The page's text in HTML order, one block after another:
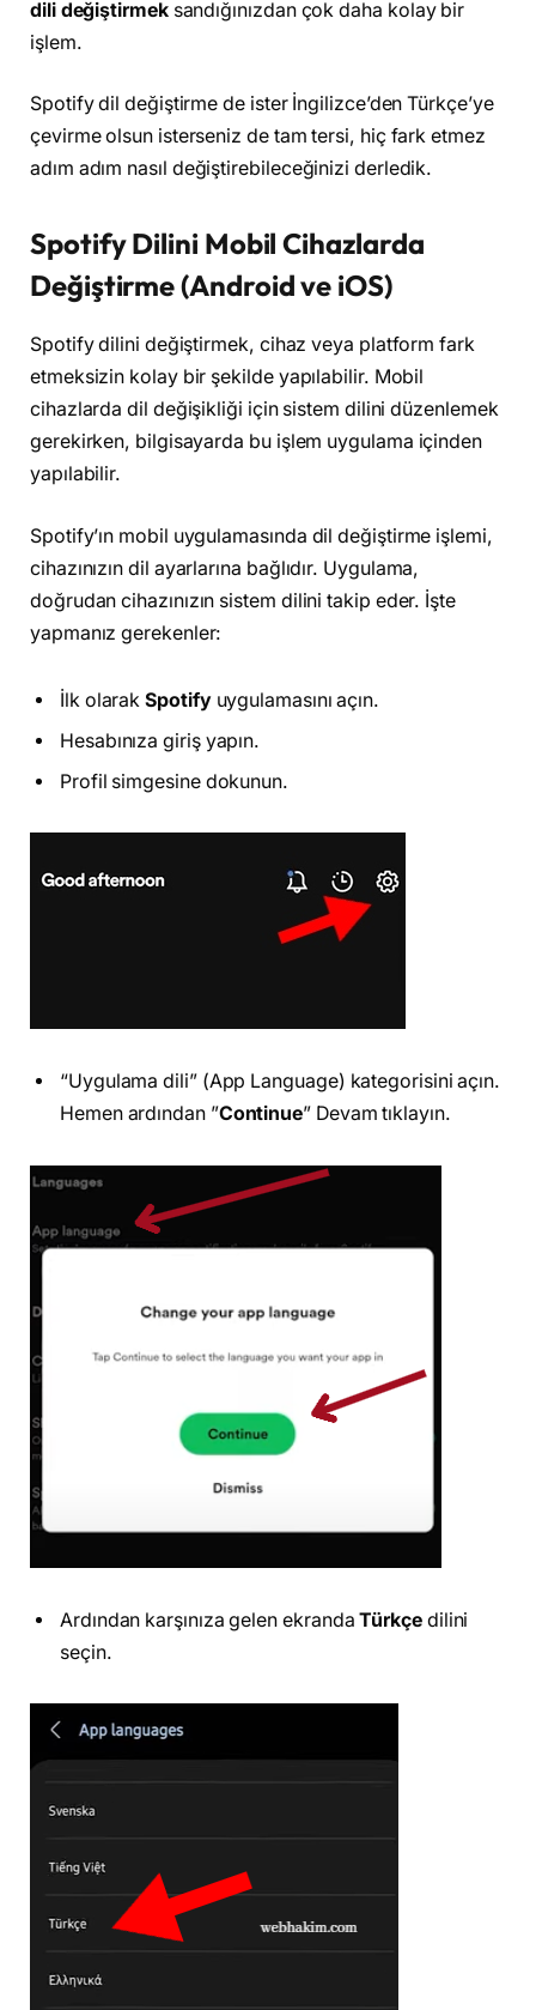
dili değiştirmek sandığınızdan çok daha kolay bir
işlem.
Spotify dil değiştirme de ister İngilizce’den Türkçe’ye
çevirme olsun isterseniz de tam tersi, hiç fark etmez
adım adım nasıl değiştirebileceğinizi derledik.
Spotify Dilini Mobil Cihazlarda
Değiştirme (Android ve iOS)
Spotify dilini değiştirmek, cihaz veya platform fark
etmeksizin kolay bir şekilde yapılabilir. Mobil
cihazlarda dil değişikliği için sistem dilini düzenlemek
gerekirken, bilgisayarda bu işlem uygulama içinden
yapılabilir.
Spotify’ın mobil uygulamasında dil değiştirme işlemi,
cihazınızın dil ayarlarına bağlıdır. Uygulama,
doğrudan cihazınızın sistem dilini takip eder. İşte
yapmanız gerekenler:
İlk olarakSpotify uygulamasını açın.
Hesabınıza giriş yapın.
Profil simgesine dokunun.
“Uygulama dili” (App Language) kategorisini açın.
Hemen ardından ”Continue” Devam tıklayın.
Ardından karşınıza gelen ekrandaTürkçe dilini
seçin.